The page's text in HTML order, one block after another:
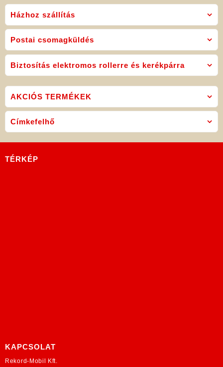
Házhoz szállítás
Postai csomagküldés
Biztosítás elektromos rollerre és kerékpárra
AKCIÓS TERMÉKEK
Címkefelhő
TÉRKÉP
KAPCSOLAT
Rekord-Mobil Kft.